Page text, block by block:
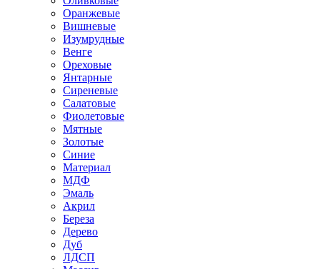
Оранжевые
Вишневые
Изумрудные
Венге
Ореховые
Янтарные
Сиреневые
Салатовые
Фиолетовые
Мятные
Золотые
Синие
Материал
МДФ
Эмаль
Акрил
Береза
Дерево
Дуб
ЛДСП